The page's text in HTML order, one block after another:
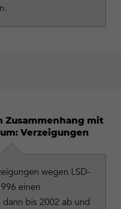
Zusammenhang mit
Verzeigungen
wegen LSD-
einen
bis 2002 ab und